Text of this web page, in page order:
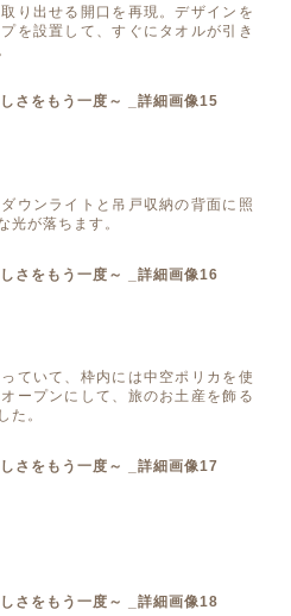
り出せる開口を再現。デザインを
を設置して、すぐにタオルが引き
ウンライトと吊戸収納の背面に照
光が落ちます。
ていて、枠内には中空ポリカを使
ープンにして、旅のお土産を飾る
た。